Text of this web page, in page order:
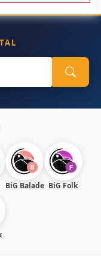
BiG Balade BiG Folk